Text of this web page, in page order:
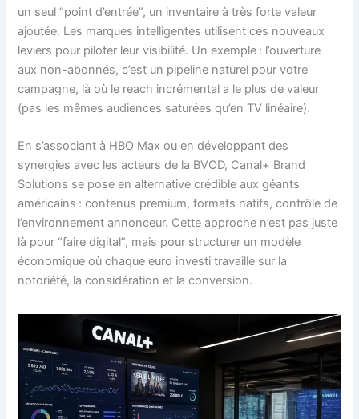
un seul “point d’entrée”, un inventaire à très forte valeur
ajoutée. Les marques intelligentes utilisent ces nouveaux
leviers pour piloter leur visibilité. Un exemple : l’ouverture
aux non-abonnés, c’est un pipeline naturel pour votre
campagne, là où le reach incrémental a le plus de valeur
(pas les mêmes audiences saturées qu’en TV linéaire).
En s’associant à HBO Max ou en développant des
synergies avec les acteurs de la BVOD, Canal+ Brand
Solutions se pose en alternative crédible aux géants
américains : contenus premium, formats natifs, contrôle de
l’environnement annonceur. Cette approche n’est pas juste
là pour “faire digital”, mais pour structurer un modèle
économique où chaque euro investi travaille sur la
notoriété, la considération et la conversion.